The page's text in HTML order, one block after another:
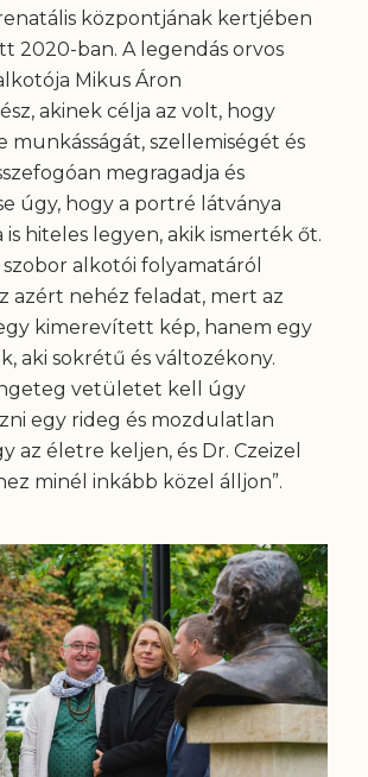
központjának kertjében
2020-ban. A legendás orvos
Mikus Áron
akinek célja az volt, hogy
munkásságát, szellemiségét és
megragadja és
úgy, hogy a portré látványa
is hiteles legyen, akik ismerték őt.
alkotói folyamatáról
azért nehéz feladat, mert az
kimerevített kép, hanem egy
aki sokrétű és változékony.
vetületet kell úgy
egy rideg és mozdulatlan
az életre keljen, és Dr. Czeizel
minél inkább közel álljon”.